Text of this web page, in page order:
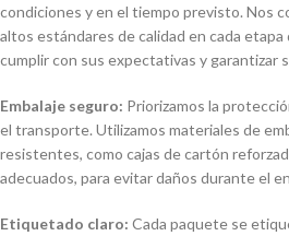
condiciones y en el tiempo previsto. Nos
altos estándares de calidad en cada
cumplir con sus expectativas y garantizar
Embalaje seguro: Priorizamos la
el transporte. Utilizamos materiales de
resistentes, como cajas de cartón
adecuados, para evitar daños durante el
Etiquetado claro: Cada paquete se